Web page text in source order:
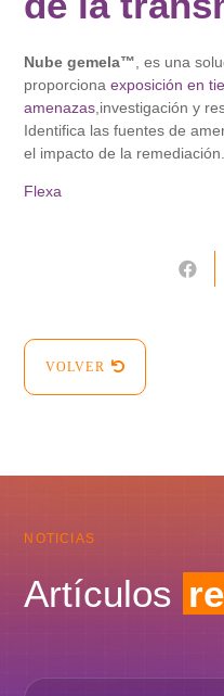
Nube gemela™ , es una
proporcionaexposición en
amenazas ,investigación y
Identifica las fuentes de
el impacto de la remediación.
Flexa
VOLVER
NOTICIAS
Artículos